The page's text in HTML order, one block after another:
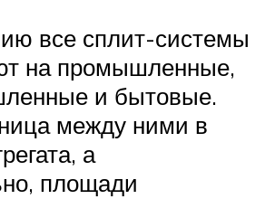
все сплит-системы
на промышленные,
и бытовые.
между ними в
а
площади